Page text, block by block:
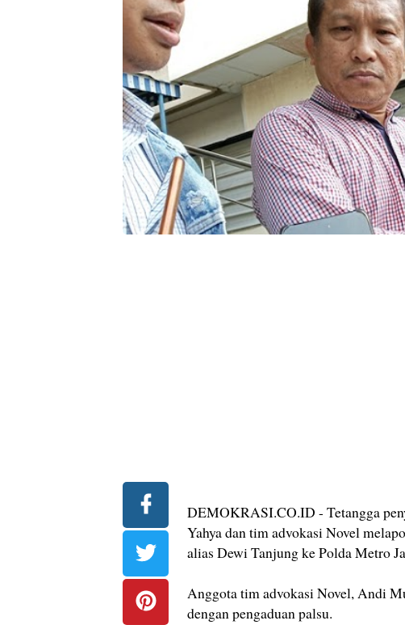
DEMOKRASI.CO.ID - Tetangga
Yahya dan tim advokasi Novel
alias Dewi Tanjung ke Polda Metro
Anggota tim advokasi Novel, Andi
dengan pengaduan palsu.